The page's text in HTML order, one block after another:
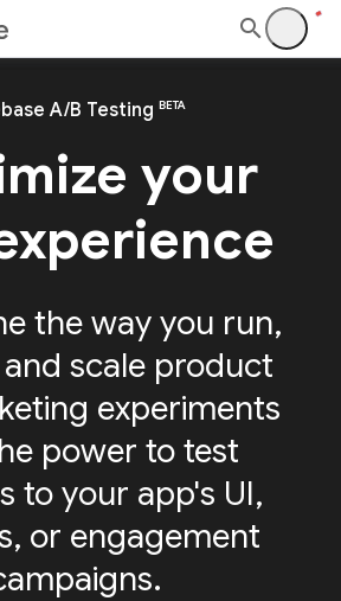
A/B Testing BETA
your
the way you run,
and scale product
experiments
power to test
to your app's UI,
or engagement